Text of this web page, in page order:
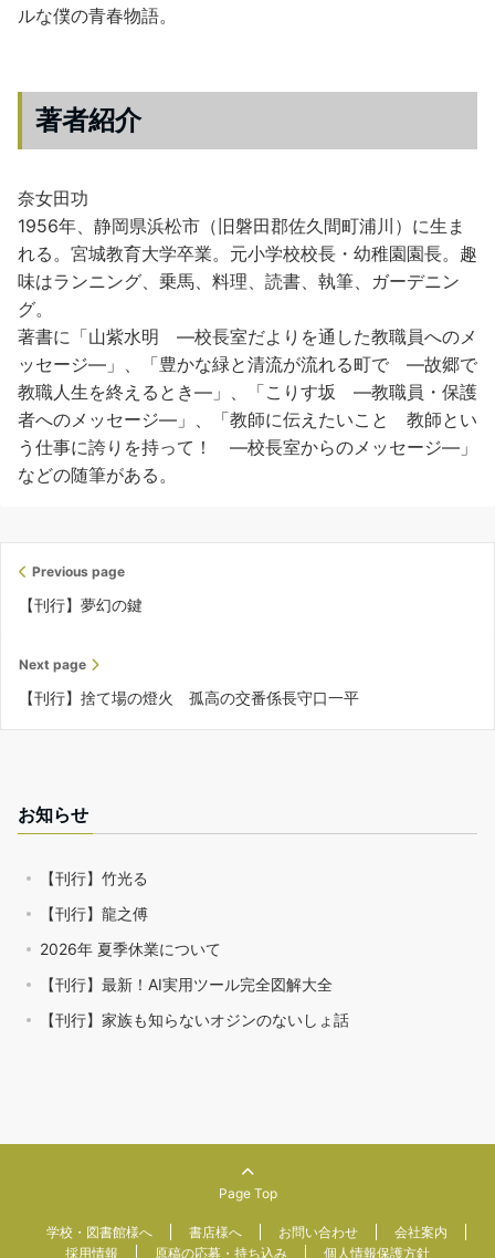
ルな僕の青春物語。
著者紹介
奈女田功
1956年、静岡県浜松市（旧磐田郡佐久間町浦川）に生ま
れる。宮城教育大学卒業。元小学校校長・幼稚園園長。趣
味はランニング、乗馬、料理、読書、執筆、ガーデニン
グ。
著書に「山紫水明 ―校長室だよりを通した教職員へのメ
ッセージ―」、「豊かな緑と清流が流れる町で ―故郷で
教職人生を終えるとき―」、「こりす坂 ―教職員・保護
者へのメッセージ―」、「教師に伝えたいこと 教師とい
う仕事に誇りを持って！ ―校長室からのメッセージ―」
などの随筆がある。
Previous page
【刊行】夢幻の鍵
Next page
【刊行】捨て場の燈火 孤高の交番係長守口一平
お知らせ
【刊行】竹光る
【刊行】龍之傅
2026年 夏季休業について
【刊行】最新！AI実用ツール完全図解大全
【刊行】家族も知らないオジンのないしょ話
Page Top
学校・図書館様へ 書店様へ お問い合わせ
会社案内
採用情報
原稿の応募・持ち込み 個人情報保護方針